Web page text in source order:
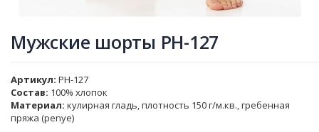
Мужские шорты PH-127
Артикул PH-127
Состав: 100% хлопок
Материал: кулирная гладь, плотность 150 г/м.кв., гребенная
пряжа (penye)